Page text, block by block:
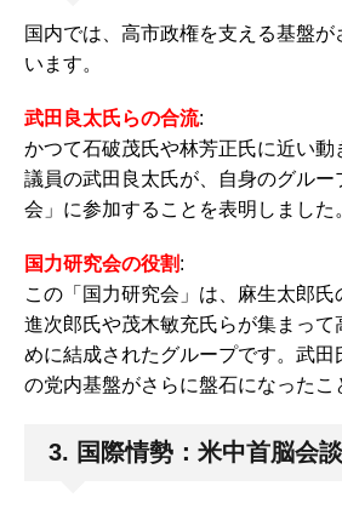
国内では、高市政権を支える基盤が
います。
武田良太氏らの合流:
かつて石破茂氏や林芳正氏に近い動
議員の武田良太氏が、自身のグルー
会」に参加することを表明しました
国力研究会の役割:
この「国力研究会」は、麻生太郎氏
進次郎氏や茂木敏充氏らが集まって
めに結成されたグループです。武田
の党内基盤がさらに盤石になったこ
3. 国際情勢：米中首脳会